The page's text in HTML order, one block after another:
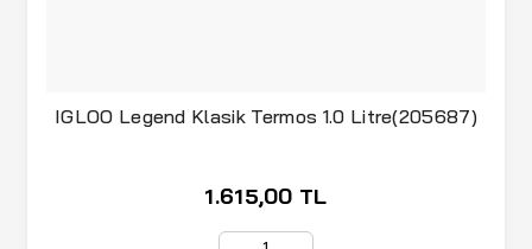
IGLOO Legend Klasik Termos 1.0 Litre(205687)
1.615,00 TL